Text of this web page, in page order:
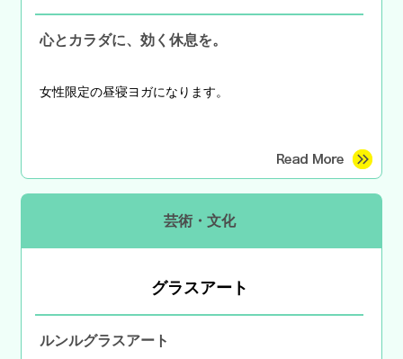
心とカラダに、効く休息を。
女性限定の昼寝ヨガになります。
芸術・文化
グラスアート
ルンルグラスアート